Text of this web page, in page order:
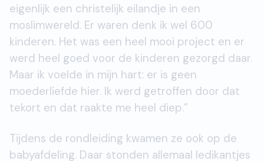
eigenlijk een christelijk eilandje in een
moslimwereld. Er waren denk ik wel 600
kinderen. Het was een heel mooi project en er
werd heel goed voor de kinderen gezorgd daar.
Maar ik voelde in mijn hart: er is geen
moederliefde hier. Ik werd getroffen door dat
tekort en dat raakte me heel diep.”
Tijdens de rondleiding kwamen ze ook op de
babyafdeling. Daar stonden allemaal ledikantjes